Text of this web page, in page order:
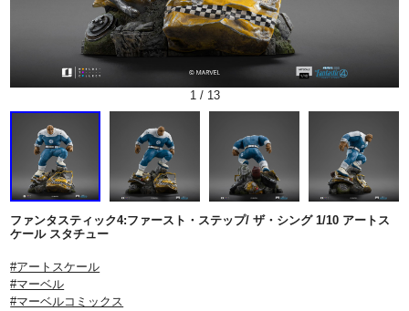
1 / 13
ファンタスティック4:ファースト・ステップ/ ザ・シング 1/10 アートス
ケール スタチュー
#アートスケール
#マーベル
#マーベルコミックス